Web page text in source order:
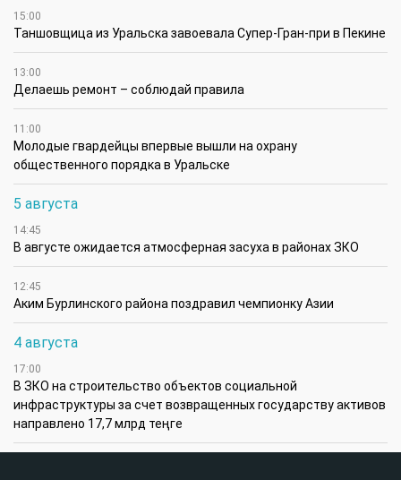
15:00
Таншовщица из Уральска завоевала Супер-Гран-при в Пекине
13:00
Делаешь ремонт – соблюдай правила
11:00
Молодые гвардейцы впервые вышли на охрану
общественного порядка в Уральске
5 августа
14:45
В августе ожидается атмосферная засуха в районах ЗКО
12:45
Аким Бурлинского района поздравил чемпионку Азии
4 августа
17:00
В ЗКО на строительство объектов социальной
инфраструктуры за счет возвращенных государству активов
направлено 17,7 млрд теңге